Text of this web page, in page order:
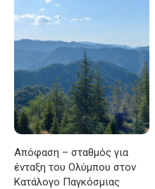
Απόφαση – σταθμός για
ένταξη του Ολύμπου στον
Κατάλογο Παγκόσμιας